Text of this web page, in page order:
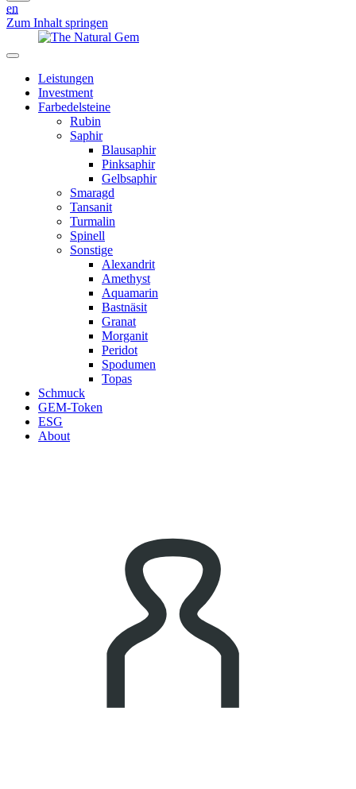
en
Zum Inhalt springen
Leistungen
Investment
Farbedelsteine
Rubin
Saphir
Blausaphir
Pinksaphir
Gelbsaphir
Smaragd
Tansanit
Turmalin
Spinell
Sonstige
Alexandrit
Amethyst
Aquamarin
Bastnäsit
Granat
Morganit
Peridot
Spodumen
Topas
Schmuck
GEM-Token
ESG
About